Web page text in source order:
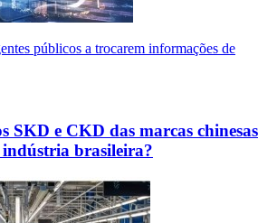
públicos a trocarem informações de
SKD e CKD das marcas chinesas
brasileira?